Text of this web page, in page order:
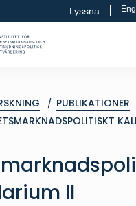
Lyssna
PUBLIKATIONER
II